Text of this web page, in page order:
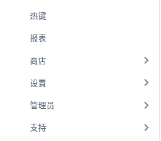
热键
报表
商店
设置
管理员
支持